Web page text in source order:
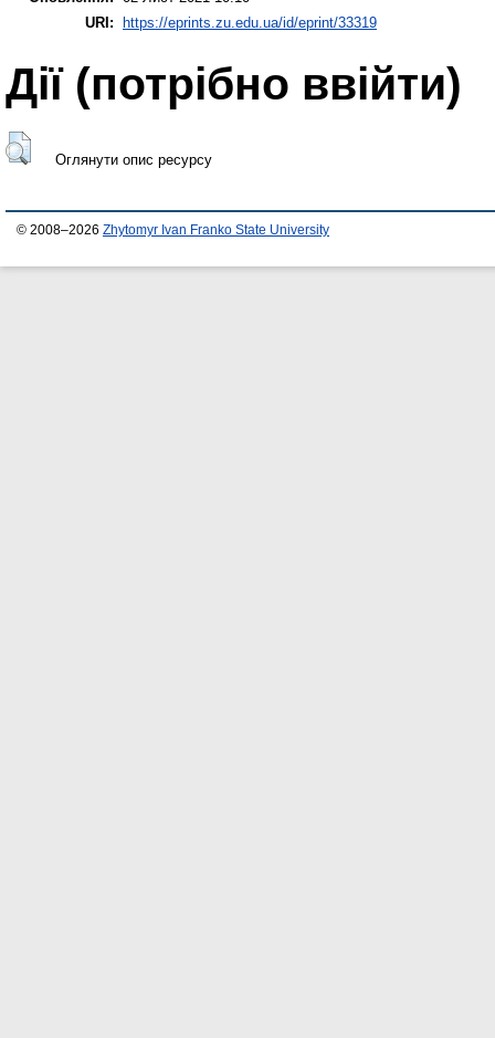
URI:
https://eprints.zu.edu.ua/id/eprint/33319
Дії ​​(потрібно ввійти)
Оглянути опис ресурсу
© 2008–2026 Zhytomyr Ivan Franko State University